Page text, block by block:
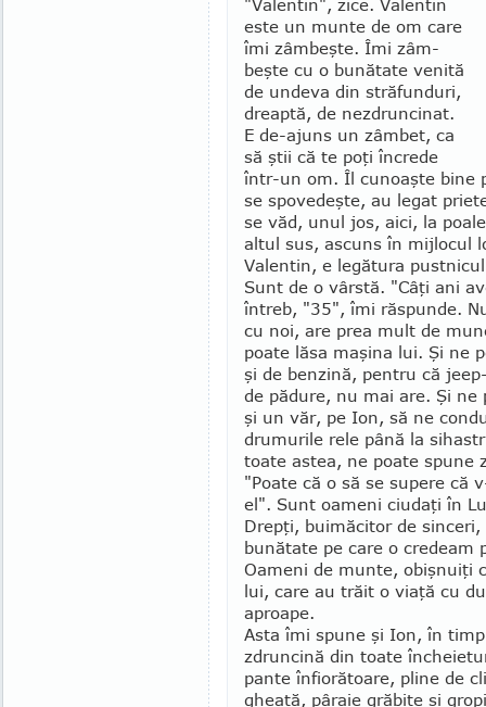
"Valentin", zice. Valentin
este un munte de om care
îmi zâmbeşte. Îmi zâm­
beşte cu o bunătate venită
de undeva din străfunduri,
dreaptă, de nezdrun­cinat.
E de-ajuns un zâmbet, ca
să ştii că te poţi încrede
într-un om. Îl cunoaşte bine
se spovedeşte, au legat
se văd, unul jos, aici, la
altul sus, ascuns în mijlocul
Valentin, e legătura
Sunt de o vârstă. "Câţi ani
întreb, "35", îmi răs­punde.
cu noi, are prea mult de
poate lăsa maşina lui. Şi ne
şi de benzină, pentru că
de pădure, nu mai are. Şi ne
şi un văr, pe Ion, să ne
drumurile rele până la
toate astea, ne poate spune
"Poate că o să se supere că
el". Sunt oameni ciudaţi în
Drepţi, buimăcitor de sin­ceri,
bunătate pe care o cre­deam
Oameni de munte, obişnuiţi
lui, care au trăit o viaţă cu
aproape.
Asta îmi spune şi Ion, în
zdruncină din toate
pante înfio­rătoare, pline de
gheaţă, pâraie grăbite şi